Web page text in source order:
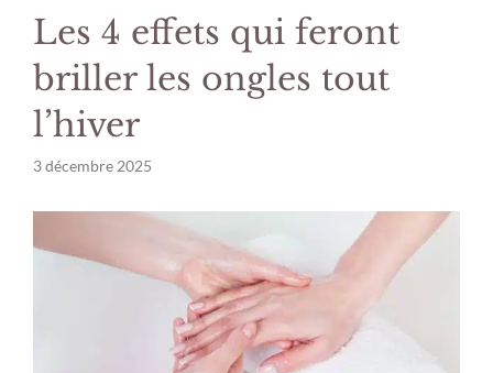
Les 4 effets qui feront
briller les ongles tout
l’hiver
3 décembre 2025